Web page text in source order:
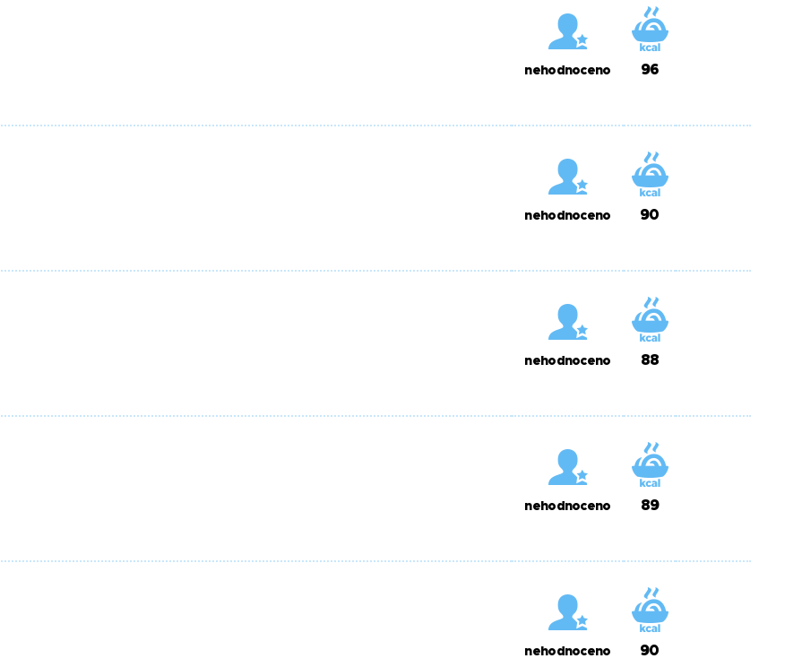
nehodnoceno 96
nehodnoceno 90
nehodnoceno 88
nehodnoceno 89
nehodnoceno 90